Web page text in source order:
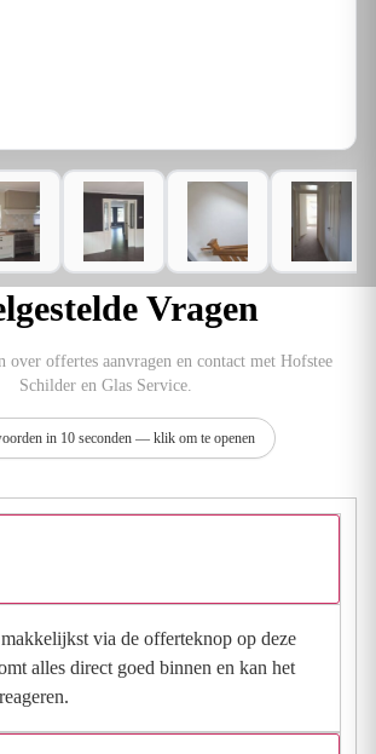
Vragen
over offertes aanvragen en contact met Hofstee
Schilder en Glas Service.
in 10 seconden — klik om te openen
via de offerteknop op deze
alles direct goed binnen en kan het